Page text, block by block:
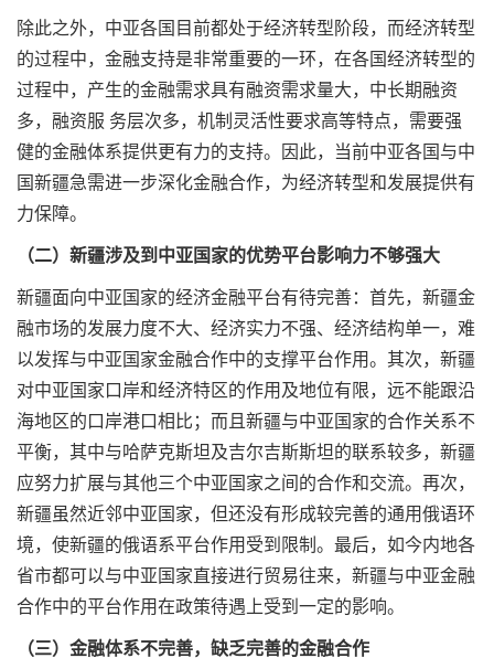
除此之外，中亚各国目前都处于经济转型阶段，而经济转型
的过程中，金融支持是非常重要的一环，在各国经济转型的
过程中，产生的金融需求具有融资需求量大，中长期融资
多，融资服 务层次多，机制灵活性要求高等特点，需要强
健的金融体系提供更有力的支持。因此，当前中亚各国与中
国新疆急需进一步深化金融合作，为经济转型和发展提供有
力保障。
（二）新疆涉及到中亚国家的优势平台影响力不够强大
新疆面向中亚国家的经济金融平台有待完善：首先，新疆金
融市场的发展力度不大、经济实力不强、经济结构单一，难
以发挥与中亚国家金融合作中的支撑平台作用。其次，新疆
对中亚国家口岸和经济特区的作用及地位有限，远不能跟沿
海地区的口岸港口相比；而且新疆与中亚国家的合作关系不
平衡，其中与哈萨克斯坦及吉尔吉斯斯坦的联系较多，新疆
应努力扩展与其他三个中亚国家之间的合作和交流。再次，
新疆虽然近邻中亚国家，但还没有形成较完善的通用俄语环
境，使新疆的俄语系平台作用受到限制。最后，如今内地各
省市都可以与中亚国家直接进行贸易往来，新疆与中亚金融
合作中的平台作用在政策待遇上受到一定的影响。
（三）金融体系不完善，缺乏完善的金融合作